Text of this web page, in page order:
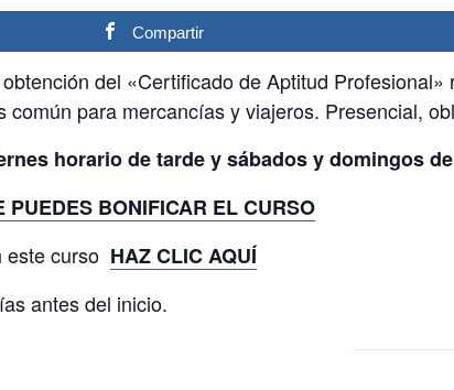
Compartir
del «Certificado de Aptitud
para mercancías y viajeros. Presencial,
horario de tarde y sábados y domingos
PUEDES BONIFICAR EL CURSO
este curso HAZ CLIC AQUÍ
antes del inicio.